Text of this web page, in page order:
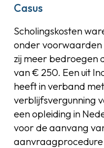
Casus
Scholingskosten
onder
zij meer bedroegen
van € 250. Een uit
heeft in verband
verblijfsvergunning
een opleiding in
voor de aanvang